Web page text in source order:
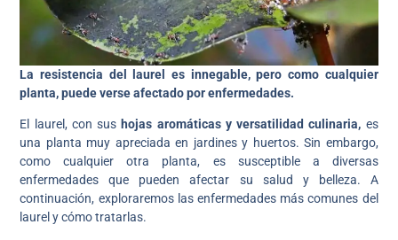
La resistencia del laurel es innegable, pero como cualquier
planta, puede verse afectado por enfermedades.
El laurel, con sus hojas aromáticas y versatilidad culinaria, es
una planta muy apreciada en jardines y huertos. Sin embargo,
como cualquier otra planta, es susceptible a diversas
enfermedades que pueden afectar su salud y belleza. A
continuación, exploraremos las enfermedades más comunes del
laurel y cómo tratarlas.